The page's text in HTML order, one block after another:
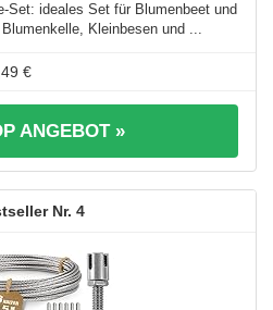
Set: ideales Set für Blumenbeet und
Kleinbesen und ...
€
ANGEBOT »
4